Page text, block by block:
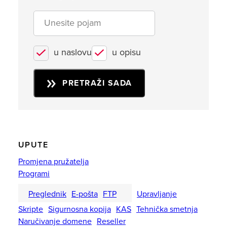
u naslovu u opisu
PRETRAŽI SADA
UPUTE
Promjena pružatelja
Programi
Preglednik E-pošta FTP
Upravljanje
Skripte Sigurnosna kopija KAS Tehnička smetnja
Naručivanje domene Reseller